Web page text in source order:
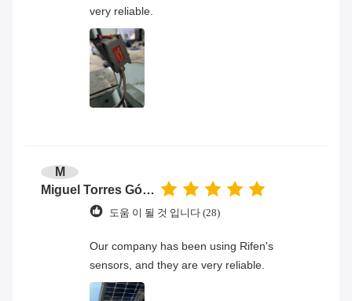
very reliable.
M
Miguel Torres Gómez
도움 이 될 것 입니다 (28)
Our company has been using Rifen's
sensors, and they are very reliable.